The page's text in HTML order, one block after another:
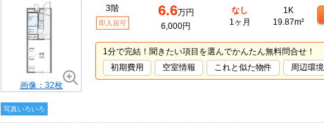
画像：32枚
3階
即入居可
6.6万円
6,000円
なし
1ヶ月
1K
19.87m²
1分で完結！聞きたい項目を選んでかんたん無料問合せ！
初期費用
空室情報 これと似た物件 周辺環境
写真いろいろ